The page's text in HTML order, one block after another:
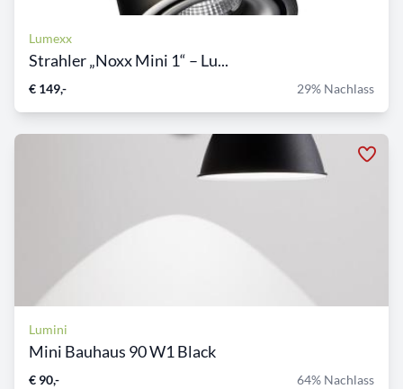
Lumexx
Strahler „Noxx Mini 1“ – Lu...
€ 149,- 29% Nachlass
Lumini
Mini Bauhaus 90 W1 Black
€ 90,- 64% Nachlass